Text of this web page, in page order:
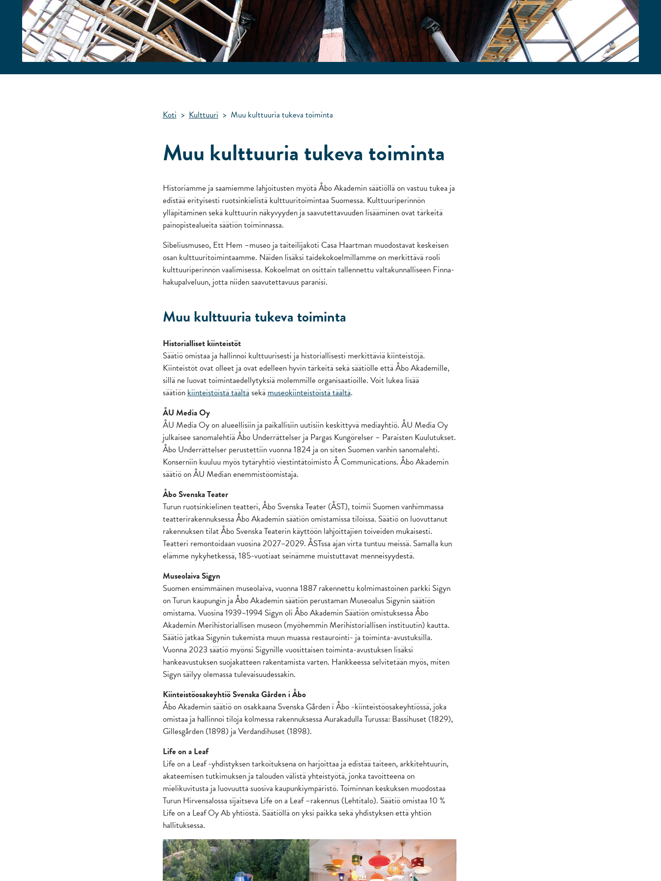
Koti > Kulttuuri > Muu kulttuuria tukeva toiminta
Muu kulttuuria tukeva toiminta
Historiamme ja saamiemme lahjoitusten myötä Åbo Akademin säätiöllä on vastuu tukea ja
edistää erityisesti ruotsinkielistä kulttuuritoimintaa Suomessa. Kulttuuriperinnön
ylläpitäminen sekä kulttuurin näkyvyyden ja saavutettavuuden lisääminen ovat tärkeitä
painopistealueita säätiön toiminnassa.
Sibeliusmuseo, Ett Hem –museo ja taiteilijakoti Casa Haartman muodostavat keskeisen
osan kulttuuritoimintaamme. Näiden lisäksi taidekokoelmillamme on merkittävä rooli
kulttuuriperinnön vaalimisessa. Kokoelmat on osittain tallennettu valtakunnalliseen Finna-
hakupalveluun, jotta niiden saavutettavuus paranisi.
Muu kulttuuria tukeva toiminta
Historialliset kiinteistöt
Säätiö omistaa ja hallinnoi kulttuurisesti ja historiallisesti merkittäviä kiinteistöjä.
Kiinteistöt ovat olleet ja ovat edelleen hyvin tärkeitä sekä säätiölle että Åbo Akademille,
sillä ne luovat toimintaedellytyksiä molemmille organisaatioille. Voit lukea lisää
säätiönkiinteistöistä täältäsekämuseokiinteistöistä täältä.
ÅU Media Oy
ÅU Media Oy on alueellisiin ja paikallisiin uutisiin keskittyvä mediayhtiö. ÅU Media Oy
julkaisee sanomalehtiä Åbo Underrättelser ja Pargas Kungörelser – Paraisten Kuulutukset.
Åbo Underrättelser perustettiin vuonna 1824 ja on siten Suomen vanhin sanomalehti.
Konserniin kuuluu myös tytäryhtiö viestintätoimisto Å Communications. Åbo Akademin
säätiö on ÅU Median enemmistöomistaja.
Åbo Svenska Teater
Turun ruotsinkielinen teatteri, Åbo Svenska Teater (ÅST), toimii Suomen vanhimmassa
teatterirakennuksessa Åbo Akademin säätiön omistamissa tiloissa. Säätiö on luovuttanut
rakennuksen tilat Åbo Svenska Teaterin käyttöön lahjoittajien toiveiden mukaisesti.
Teatteri remontoidaan vuosina 2027–2029. ÅSTssa ajan virta tuntuu meissä. Samalla kun
elämme nykyhetkessä, 185-vuotiaat seinämme muistuttavat menneisyydestä.
Museolaiva Sigyn
Suomen ensimmäinen museolaiva, vuonna 1887 rakennettu kolmimastoinen parkki Sigyn
on Turun kaupungin ja Åbo Akademin säätiön perustaman Museoalus Sigynin säätiön
omistama. Vuosina 1939–1994 Sigyn oli Åbo Akademin Säätiön omistuksessa Åbo
Akademin Merihistoriallisen museon (myöhemmin Merihistoriallisen instituutin) kautta.
Säätiö jatkaa Sigynin tukemista muun muassa restaurointi- ja toiminta-avustuksilla.
Vuonna 2023 säätiö myönsi Sigynille vuosittaisen toiminta-avustuksen lisäksi
hankeavustuksen suojakatteen rakentamista varten. Hankkeessa selvitetään myös, miten
Sigyn säilyy olemassa tulevaisuudessakin.
Kiinteistöosakeyhtiö Svenska Gården i Åbo
Åbo Akademin säätiö on osakkaana Svenska Gården i Åbo -kiinteistöosakeyhtiössä, joka
omistaa ja hallinnoi tiloja kolmessa rakennuksessa Aurakadulla Turussa: Bassihuset (1829),
Gillesgården (1898) ja Verdandihuset (1898).
Life on a Leaf
Life on a Leaf -yhdistyksen tarkoituksena on harjoittaa ja edistää taiteen, arkkitehtuurin,
akateemisen tutkimuksen ja talouden välistä yhteistyötä, jonka tavoitteena on
mielikuvitusta ja luovuutta suosiva kaupunkiympäristö. Toiminnan keskuksen muodostaa
Turun Hirvensalossa sijaitseva Life on a Leaf –rakennus (Lehtitalo). Säätiö omistaa 10 %
Life on a Leaf Oy Ab yhtiöstä. Säätiöllä on yksi paikka sekä yhdistyksen että yhtiön
hallituksessa.